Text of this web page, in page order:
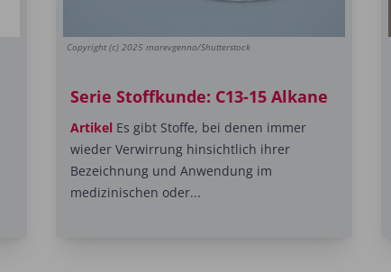
Copyright (c) 2025 marevgenna/Shutterstock
Serie Stoffkunde: C13-15 Alkane
ArtikelEs gibt Stoffe, bei denen immer
wieder Verwirrung hinsichtlich ihrer
Bezeichnung und Anwendung im
medizinischen oder...